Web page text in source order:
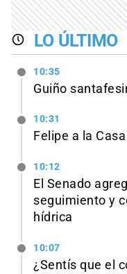
LO ÚLTIMO
10:35
Guiño
10:31
Felipe a la
10:12
El Senado
seguimiento y
hídrica
10:07
¿Sentís que el